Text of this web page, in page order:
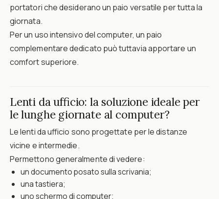
portatori che desiderano un paio versatile per tutta la
giornata.
Per un uso intensivo del computer, un paio
complementare dedicato può tuttavia apportare un
comfort superiore.
Lenti da ufficio: la soluzione ideale per
le lunghe giornate al computer?
Le lenti da ufficio sono progettate per le distanze
vicine e intermedie.
Permettono generalmente di vedere:
un documento posato sulla scrivania;
una tastiera;
uno schermo di computer;